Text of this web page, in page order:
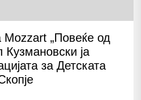
„Повеќе од
Кузмановски ја
за Детската